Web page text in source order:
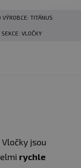
VÝROBCE: TITÁNUS
VLOČKY
Vločky jsou
rychle